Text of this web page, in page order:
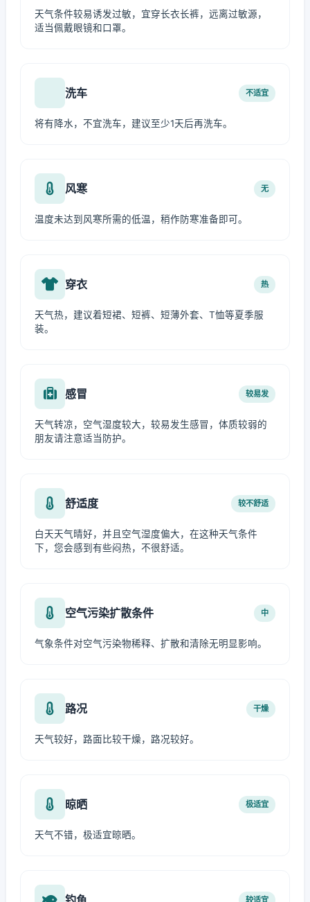
天气条件较易诱发过敏，宜穿长衣长裤，远离过敏源，
适当佩戴眼镜和口罩。
洗车 不适宜
将有降水，不宜洗车，建议至少1天后再洗车。
风寒 无
温度未达到风寒所需的低温，稍作防寒准备即可。
穿衣 热
天气热，建议着短裙、短裤、短薄外套、T恤等夏季服
装。
感冒 较易发
天气转凉，空气湿度较大，较易发生感冒，体质较弱的
朋友请注意适当防护。
舒适度 较不舒适
白天天气晴好，并且空气湿度偏大，在这种天气条件
下，您会感到有些闷热，不很舒适。
空气污染扩散条件 中
气象条件对空气污染物稀释、扩散和清除无明显影响。
路况 干燥
天气较好，路面比较干燥，路况较好。
晾晒 极适宜
天气不错，极适宜晾晒。
较适宜